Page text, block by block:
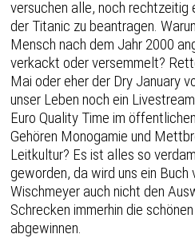
versuchen alle, noch rechtzeitig
der Titanic zu beantragen.
Mensch nach dem Jahr 2000
verkackt oder versemmelt?
Mai oder eher der Dry January
unser Leben noch ein
Euro Quality Time im
Gehören Monogamie und
Leitkultur? Es ist alles so
geworden, da wird uns ein Buch
Wischmeyer auch nicht den
Schrecken immerhin die
abgewinnen.